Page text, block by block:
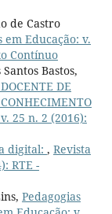
de Castro
em Educação: v.
Contínuo
Bastos,
DE
25 n. 2 (2016):
digital: , Revista
RTE -
Pedagogias